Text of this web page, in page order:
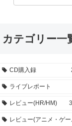
カテゴリー一
CD購入録
ライブレポート
レビュー(HR/HM)
レビュー(アニメ・ゲ